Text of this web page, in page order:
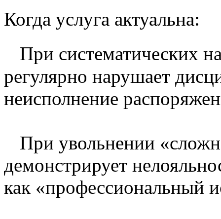
Когда услуга актуальна:
При систематических
регулярно нарушает
неисполнение
При увольнении
демонстрирует
как «профессиональный